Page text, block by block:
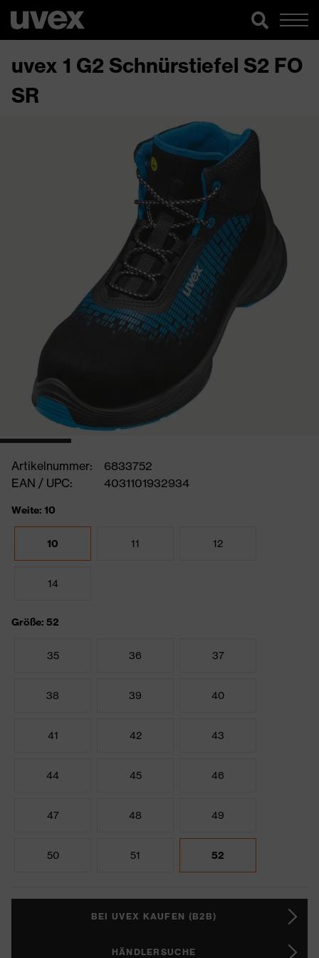
uvex 1 G2 Schnürstiefel S2 FO
SR
Artikelnummer:
6833752
EAN / UPC:
4031101932934
Weite: 10
10 11 12
14
Größe: 52
35 36 37
38 39 40
41 42 43
44 45 46
47 48 49
50 51 52
BEI UVEX KAUFEN (B2B)
HÄNDLERSUCHE